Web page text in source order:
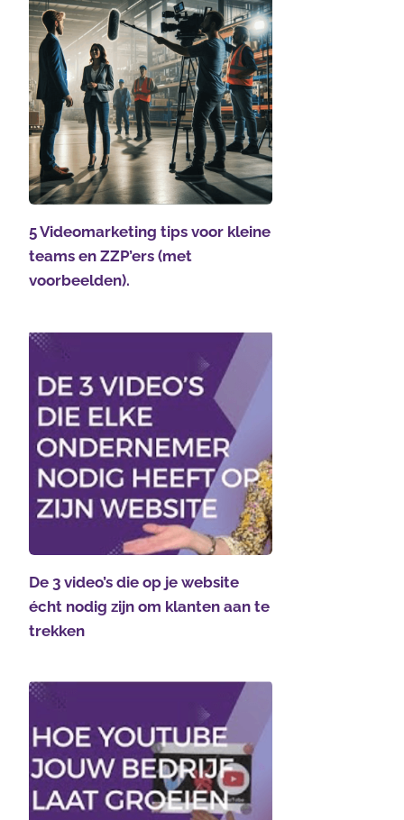
5 Videomarketing tips voor kleine
teams en ZZP’ers (met
voorbeelden).
De 3 video’s die op je website
écht nodig zijn om klanten aan te
trekken